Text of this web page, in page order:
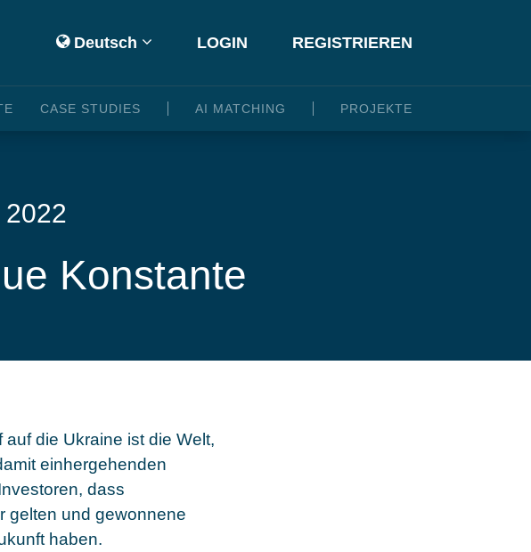
Deutsch LOGIN REGISTRIEREN
CASE STUDIES AI MATCHING PROJEKTE
2022
Konstante
die Ukraine ist die Welt,
einhergehenden
dass
gelten und gewonnene
haben.